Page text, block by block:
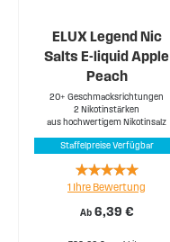
ELUX Legend Nic
Salts E-liquid Apple
Peach
20+ Geschmacksrichtungen
2 Nikotinstärken
aus hochwertigem Nikotinsalz
Staffelpreise Verfügbar
Ab 6,39 €
Rating:
100%
1 Ihre Bewertung